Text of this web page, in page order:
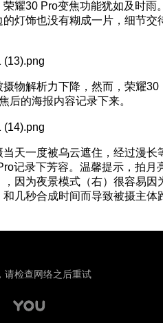
耀30 Pro变焦功能犹如及时雨
灯饰也没有糊成一片，细节交
物解析力下降，然而，荣耀30
后的海报内容记录下来。
天一度被乌云遮住，经过漫长
记录下芳容。温馨提示，拍月
因为夜景模式（右）很容易因
几秒合成时间而导致被摄主体